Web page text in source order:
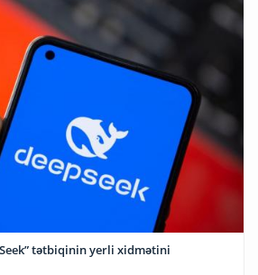
tətbiqinin yerli xidmətini